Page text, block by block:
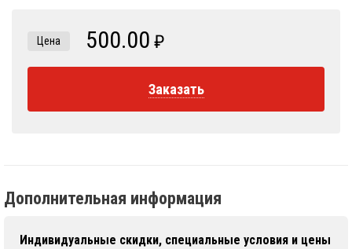
Цена 500.00 ₽
Заказать
Дополнительная информация
Индивидуальные скидки, специальные условия и цены